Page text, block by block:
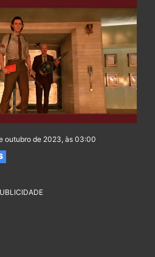
outubro de 2023, às 03:00